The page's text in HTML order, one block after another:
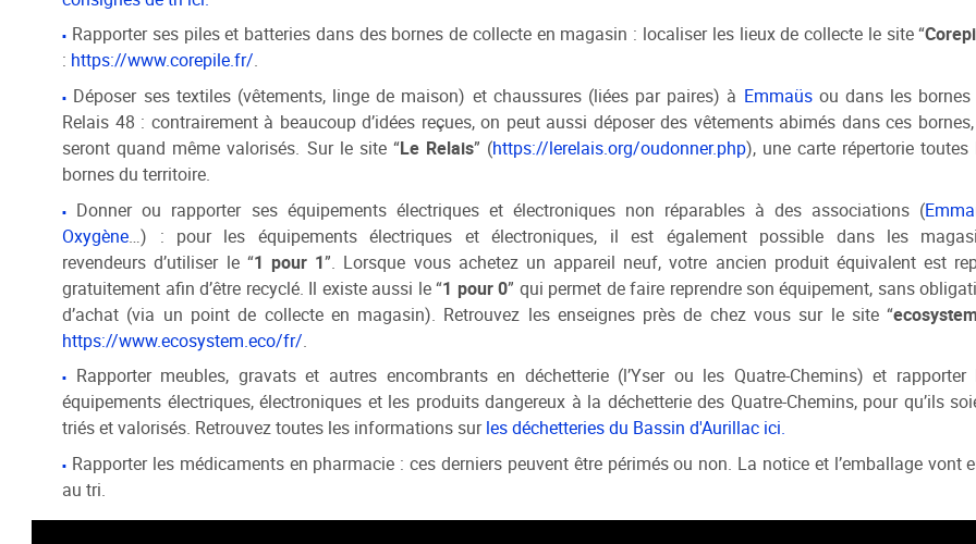
Rapporter ses piles et batteries dans des bornes de collecte en magasin : localiser les lieux de collecte le site “
: https://www.corepile.fr/.
Déposer ses textiles (vêtements, linge de maison) et chaussures (liées par paires) à Emmaüsou dans les bornes
Relais 48 : contrairement à beaucoup d’idées reçues, on peut aussi déposer des vêtements abimés dans ces
seront quand même valorisés. Sur le site “Le Relais” (https://lerelais.org/oudonner.php), une carte répertorie toutes
bornes du territoire.
Donner ou rapporter ses équipements électriques et électroniques non réparables à des associations (
Oxygène…) : pour les équipements électriques et électroniques, il est également possible dans les
revendeurs d’utiliser le “1 pour 1”. Lorsque vous achetez un appareil neuf, votre ancien produit équivalent est
gratuitement afin d’être recyclé. Il existe aussi le “1 pour 0” qui permet de faire reprendre son équipement, sans
d’achat (via un point de collecte en magasin). Retrouvez les enseignes près de chez vous sur le site “
https://www.ecosystem.eco/fr/.
Rapporter meubles, gravats et autres encombrants en déchetterie (l’Yser ou les Quatre-Chemins) et rapporter
équipements électriques, électroniques et les produits dangereux à la déchetterie des Quatre-Chemins, pour qu’ils
triés et valorisés. Retrouvez toutes les informations surles déchetteries du Bassin d'Aurillac ici.
Rapporter les médicaments en pharmacie : ces derniers peuvent être périmés ou non. La notice et l’emballage vont
au tri.